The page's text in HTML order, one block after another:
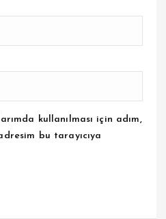
kullanılması için adım,
bu tarayıcıya